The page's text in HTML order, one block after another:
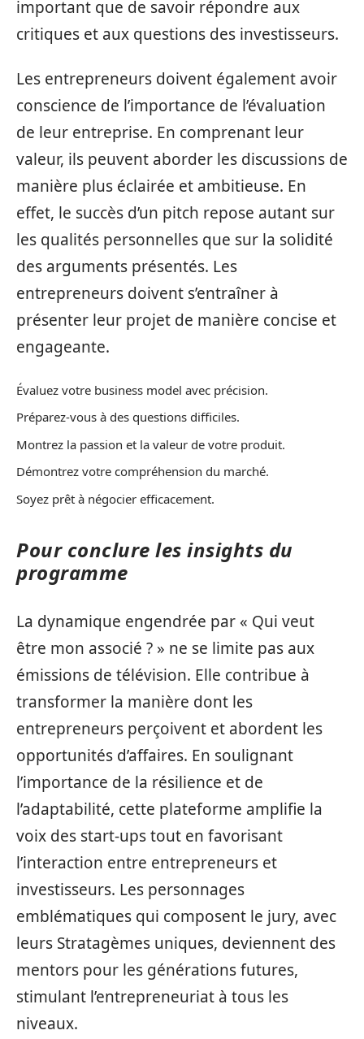
important que de savoir répondre aux
critiques et aux questions des investisseurs.
Les entrepreneurs doivent également avoir
conscience de l’importance de l’évaluation
de leur entreprise. En comprenant leur
valeur, ils peuvent aborder les discussions de
manière plus éclairée et ambitieuse. En
effet, le succès d’un pitch repose autant sur
les qualités personnelles que sur la solidité
des arguments présentés. Les
entrepreneurs doivent s’entraîner à
présenter leur projet de manière concise et
engageante.
Évaluez votre business model avec précision.
Préparez-vous à des questions difficiles.
Montrez la passion et la valeur de votre produit.
Démontrez votre compréhension du marché.
Soyez prêt à négocier efficacement.
Pour conclure les insights du
programme
La dynamique engendrée par « Qui veut
être mon associé ? » ne se limite pas aux
émissions de télévision. Elle contribue à
transformer la manière dont les
entrepreneurs perçoivent et abordent les
opportunités d’affaires. En soulignant
l’importance de la résilience et de
l’adaptabilité, cette plateforme amplifie la
voix des start-ups tout en favorisant
l’interaction entre entrepreneurs et
investisseurs. Les personnages
emblématiques qui composent le jury, avec
leurs Stratagèmes uniques, deviennent des
mentors pour les générations futures,
stimulant l’entrepreneuriat à tous les
niveaux.